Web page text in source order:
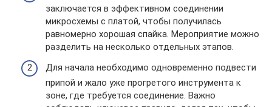
заключается в эффективном соединении
микросхемы с платой, чтобы получилась
равномерно хорошая спайка. Мероприятие можно
разделить на несколько отдельных этапов.
Для начала необходимо одновременно подвести
припой и жало уже прогретого инструмента к
зоне, где требуется соединение. Важно